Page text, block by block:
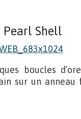
Pearl Shell
boucles
sur un